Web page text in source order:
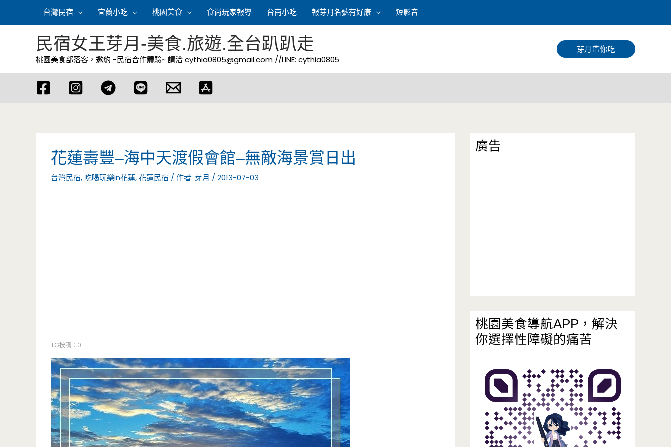
容
台灣民宿 宜蘭小吃 桃園美食 食尚玩家報導 台南小吃 報芽月名號有好康 短影音
尋
民宿女王芽月-美食.旅遊.全台趴趴走
桃園美食部落客，邀約 -民宿合作體驗~ 請洽cythia0805@gmail.com //LINE: cythia0805
芽月帶你吃
花蓮壽豐–海中天渡假會館–無敵海景賞日出
台灣民宿, 吃喝玩樂in花蓮,花蓮民宿 / 作者: 芽月 / 2013-07-03
TG按讚：0
廣告
桃園美食導航APP，解決
你選擇性障礙的痛苦